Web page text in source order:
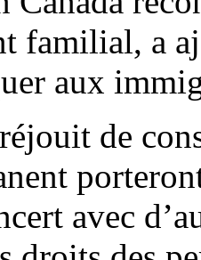
familial, a
aux
de
avec